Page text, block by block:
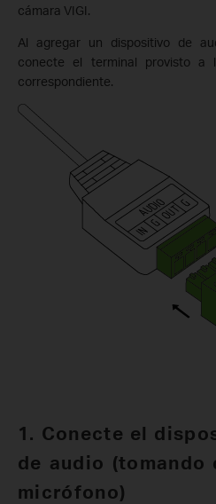
cámara VIGI.
Al agregar un dispositivo de
conecte el terminal provisto a
correspondiente.
1. Conecte el
de audio (tomando
micrófono)